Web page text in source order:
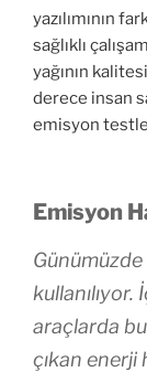
yazılımının
sağlıklı
yağının
derece insan
emisyon
Emisyon
araçlarda
çıkan enerji